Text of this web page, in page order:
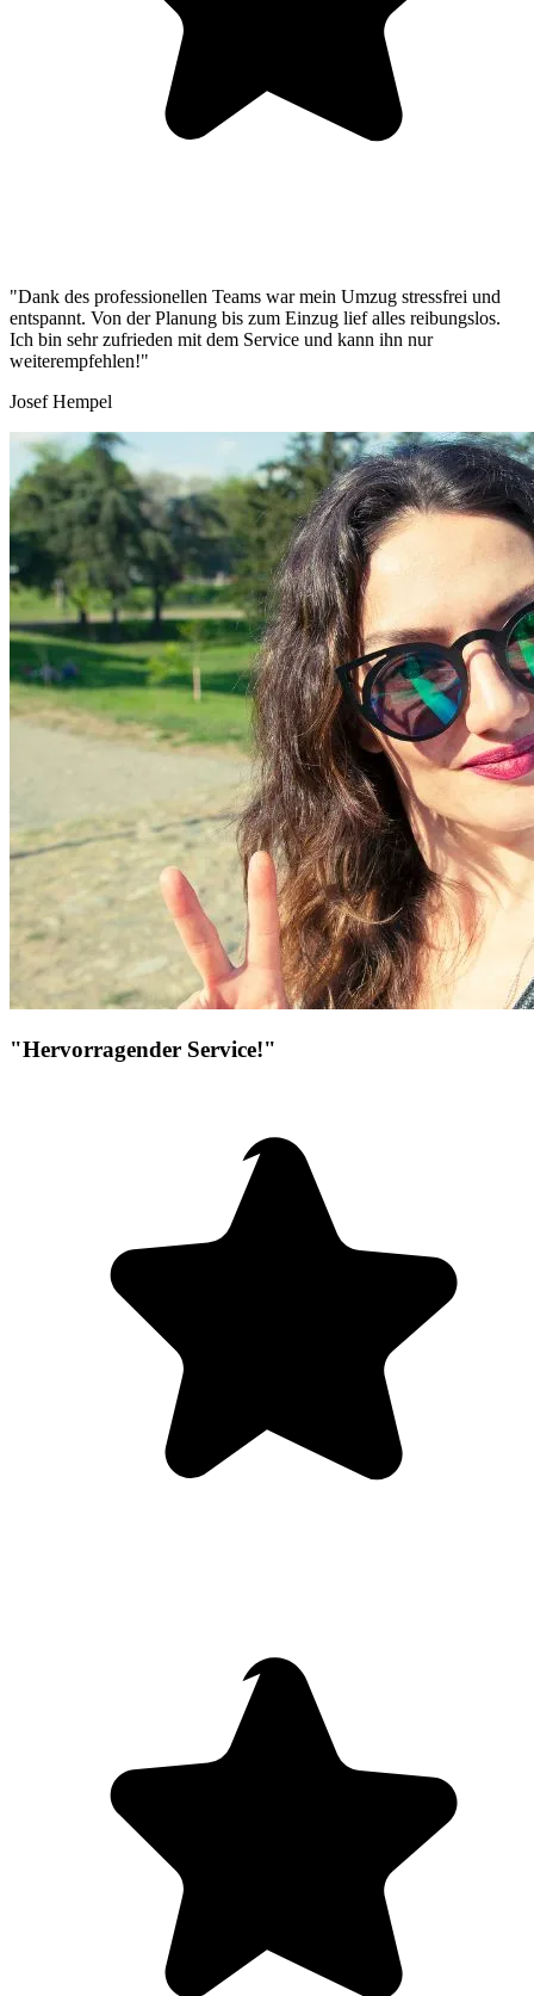
"Dank des professionellen Teams war mein Umzug stressfrei und
entspannt. Von der Planung bis zum Einzug lief alles reibungslos.
Ich bin sehr zufrieden mit dem Service und kann ihn nur
weiterempfehlen!"
Josef Hempel
"Hervorragender Service!"